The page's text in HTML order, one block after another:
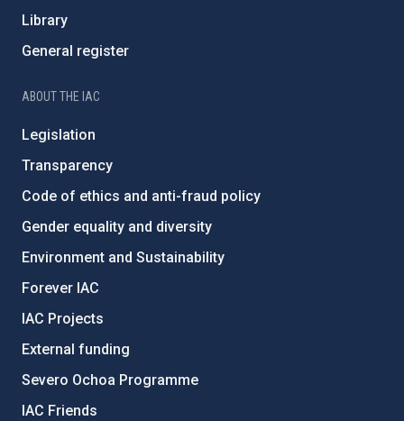
Library
General register
ABOUT THE IAC
Legislation
Transparency
Code of ethics and anti-fraud policy
Gender equality and diversity
Environment and Sustainability
Forever IAC
IAC Projects
External funding
Severo Ochoa Programme
IAC Friends